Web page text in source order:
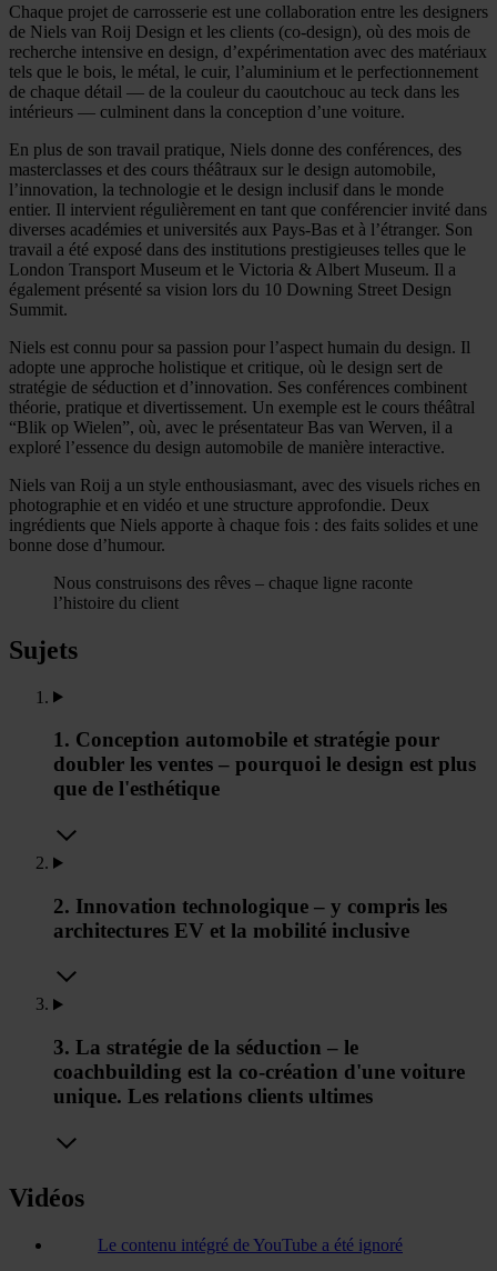
Chaque projet de carrosserie est une collaboration entre les designers
de Niels van Roij Design et les clients (co-design), où des mois de
recherche intensive en design, d’expérimentation avec des matériaux
tels que le bois, le métal, le cuir, l’aluminium et le perfectionnement
de chaque détail — de la couleur du caoutchouc au teck dans les
intérieurs — culminent dans la conception d’une voiture.
En plus de son travail pratique, Niels donne des conférences, des
masterclasses et des cours théâtraux sur le design automobile,
l’innovation, la technologie et le design inclusif dans le monde
entier. Il intervient régulièrement en tant que conférencier invité dans
diverses académies et universités aux Pays-Bas et à l’étranger. Son
travail a été exposé dans des institutions prestigieuses telles que le
London Transport Museum et le Victoria & Albert Museum. Il a
également présenté sa vision lors du 10 Downing Street Design
Summit.
Niels est connu pour sa passion pour l’aspect humain du design. Il
adopte une approche holistique et critique, où le design sert de
stratégie de séduction et d’innovation. Ses conférences combinent
théorie, pratique et divertissement. Un exemple est le cours théâtral
“Blik op Wielen”, où, avec le présentateur Bas van Werven, il a
exploré l’essence du design automobile de manière interactive.
Niels van Roij a un style enthousiasmant, avec des visuels riches en
photographie et en vidéo et une structure approfondie. Deux
ingrédients que Niels apporte à chaque fois : des faits solides et une
bonne dose d’humour.
Nous construisons des rêves – chaque ligne raconte
l’histoire du client
Sujets
1. Conception automobile et stratégie pour
doubler les ventes – pourquoi le design est plus
que de l'esthétique
2. Innovation technologique – y compris les
architectures EV et la mobilité inclusive
3. La stratégie de la séduction – le
coachbuilding est la co-création d'une voiture
unique. Les relations clients ultimes
Vidéos
Le contenu intégré de YouTube a été ignoré